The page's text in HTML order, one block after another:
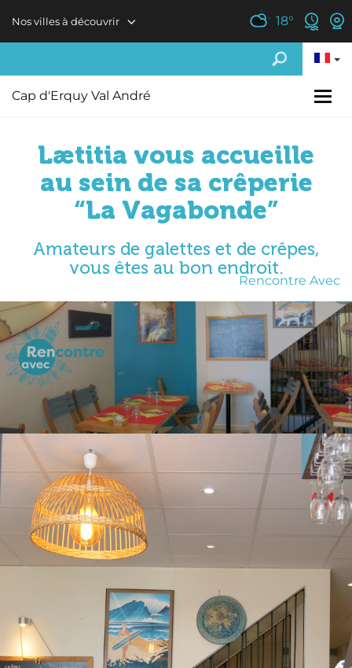
Nos villes à découvrir 18°
Cap d'Erquy Val André
Rencontre Avec
Lætitia vous accueille
au sein de sa crêperie
“La Vagabonde”
Amateurs de galettes et de crêpes,
vous êtes au bon endroit.